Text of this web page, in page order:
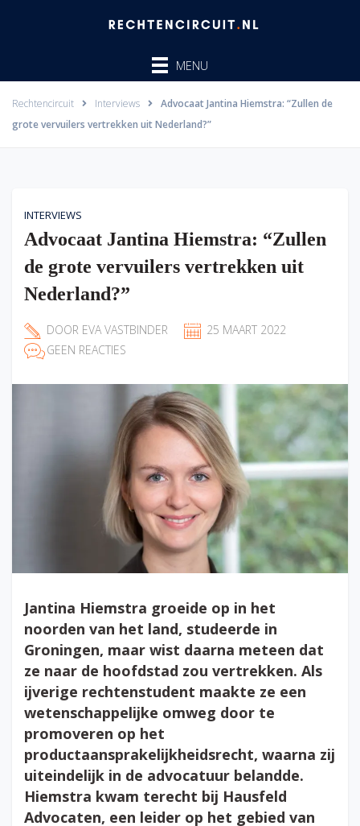
MENU
Rechtencircuit Interviews
Advocaat Jantina Hiemstra: “Zullen de
grote vervuilers vertrekken uit Nederland?”
INTERVIEWS
Advocaat Jantina Hiemstra: “Zullen
de grote vervuilers vertrekken uit
Nederland?”
DOOR EVA VASTBINDER
25 MAART 2022
GEEN REACTIES
Jantina Hiemstra groeide op in het
noorden van het land, studeerde in
Groningen, maar wist daarna meteen dat
ze naar de hoofdstad zou vertrekken. Als
ijverige rechtenstudent maakte ze een
wetenschappelijke omweg door te
promoveren op het
productaansprakelijkheidsrecht, waarna zij
uiteindelijk in de advocatuur belandde.
Hiemstra kwam terecht bij Hausfeld
Advocaten, een leider op het gebied van